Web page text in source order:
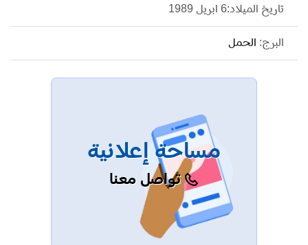
تاريخ الميلاد:6 ابريل 1989
البرج: الحمل
مساحة إعلانية
تواصل معنا